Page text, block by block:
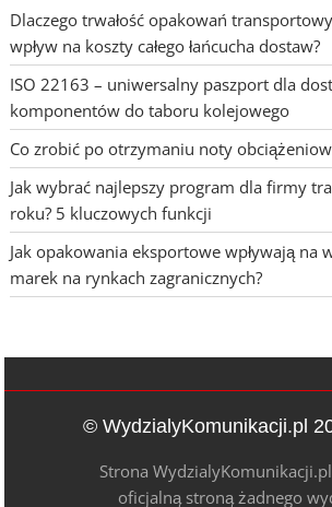
Dlaczego trwałość opakowań
wpływ na koszty całego łańcucha dostaw?
ISO 22163 – uniwersalny paszport dla
komponentów do taboru kolejowego
Co zrobić po otrzymaniu noty
Jak wybrać najlepszy program dla firmy
roku? 5 kluczowych funkcji
Jak opakowania eksportowe wpływają na
marek na rynkach zagranicznych?
© WydzialyKomunikacji.pl
Strona
oficjalną stroną żadnego